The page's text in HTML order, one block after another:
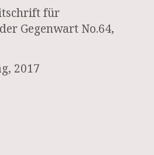
für
Gegenwart No.64,
2017